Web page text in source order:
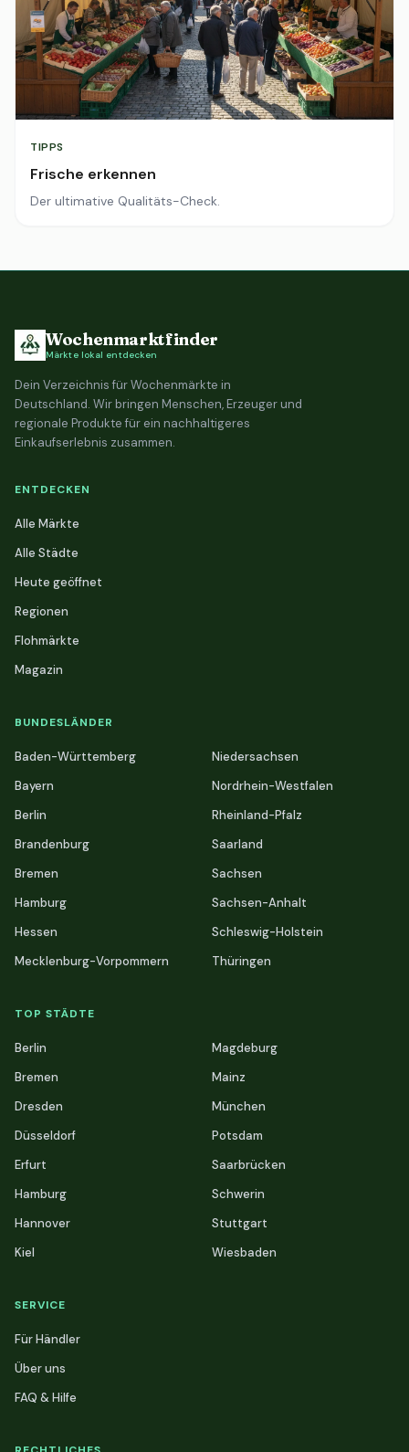
TIPPS
Frische erkennen
Der ultimative Qualitäts-Check.
Wochenmarktfinder
Märkte lokal entdecken
Dein Verzeichnis für Wochenmärkte in
Deutschland. Wir bringen Menschen, Erzeuger und
regionale Produkte für ein nachhaltigeres
Einkaufserlebnis zusammen.
ENTDECKEN
Alle Märkte
Alle Städte
Heute geöffnet
Regionen
Flohmärkte
Magazin
BUNDESLÄNDER
Baden-Württemberg
Bayern
Berlin
Brandenburg
Bremen
Hamburg
Hessen
Mecklenburg-Vorpommern
Niedersachsen
Nordrhein-Westfalen
Rheinland-Pfalz
Saarland
Sachsen
Sachsen-Anhalt
Schleswig-Holstein
Thüringen
TOP STÄDTE
Berlin
Bremen
Dresden
Düsseldorf
Erfurt
Hamburg
Hannover
Kiel
Magdeburg
Mainz
München
Potsdam
Saarbrücken
Schwerin
Stuttgart
Wiesbaden
SERVICE
Für Händler
Über uns
FAQ & Hilfe